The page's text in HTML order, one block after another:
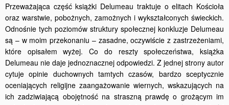
Przeważająca część książki Delumeau traktuje o elitach Kościoła
oraz warstwie, pobożnych, zamożnych i wykształconych świeckich.
Odnośnie tych poziomów struktury społecznej konkluzje Delumeau
są – w moim przekonaniu – zasadne, oczywiście z zastrzeżeniami,
które opisałem wyżej. Co do reszty społeczeństwa, książka
Delumeau nie daje jednoznacznej odpowiedzi. Z jednej strony autor
cytuje opinie duchownych tamtych czasów, bardzo sceptycznie
oceniających religijne zaangażowanie wiernych, wskazujących na
ich zadziwiającą obojętność na straszną prawdę o grożącym im